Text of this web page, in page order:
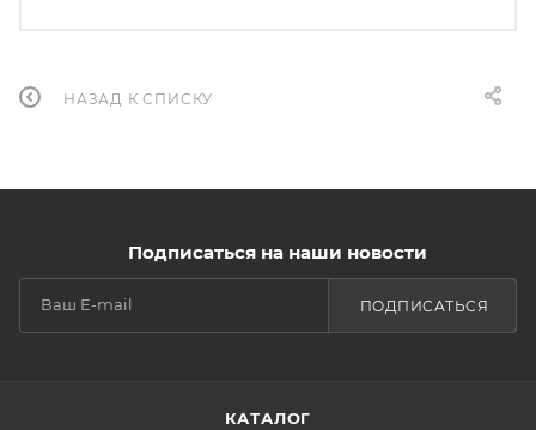
НАЗАД К СПИСКУ
Подписаться на наши новости
ПОДПИСАТЬСЯ
КАТАЛОГ